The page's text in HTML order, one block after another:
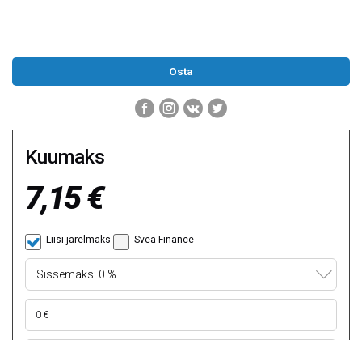
Kuumaks
7,15 €
Liisi järelmaks Svea Finance
Sissemaks: 0 %